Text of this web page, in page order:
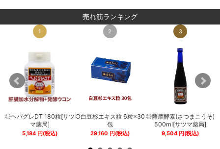
売れ筋ランキング
1
◎ヘパグレDT 180粒[サツ
マ薬局]
5,184円(税込)
2
○白豆杉エキス粒 6粒×30
包
29,160 円(税込)
3
◎薩摩酵素(さつまこうそ)
500ml[サツマ薬局]
9,504 円(税込)